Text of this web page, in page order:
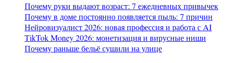
Почему руки выдают возраст: 7 ежедневных привычек
Почему в доме постоянно появляется пыль: 7 причин
Нейровизуалист 2026: новая профессия и работа с AI
TikTok Money 2026: монетизация и вирусные ниши
Почему раньше бельё сушили на улице